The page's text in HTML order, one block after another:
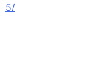
5/